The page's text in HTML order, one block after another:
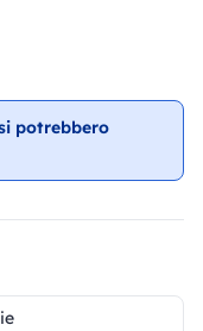
potrebbero